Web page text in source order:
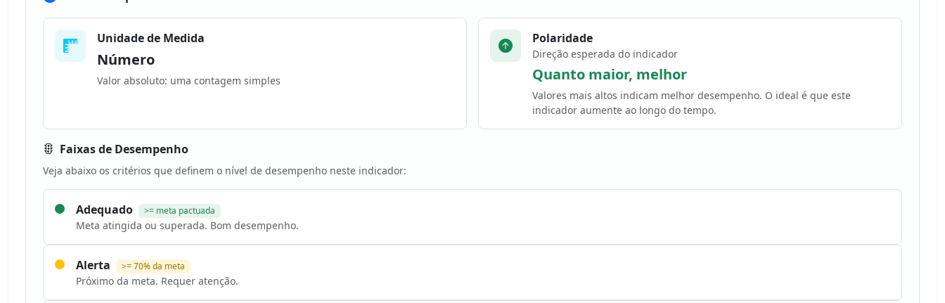
Unidade de Medida
Número
Valor absoluto: uma contagem simples
Polaridade
Direção esperada do indicador
Quanto maior, melhor
Valores mais altos indicam melhor desempenho. O ideal é que este
indicador aumente ao longo do tempo.
Faixas de Desempenho
Veja abaixo os critérios que definem o nível de desempenho neste indicador:
Adequado >= meta pactuada
Meta atingida ou superada. Bom desempenho.
Alerta >= 70% da meta
Próximo da meta. Requer atenção.